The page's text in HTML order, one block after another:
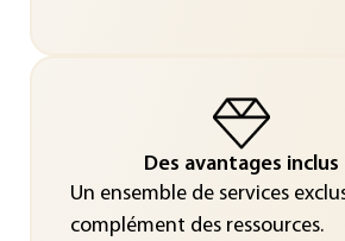
Des avantages inclus
Un ensemble de services
complément des ressources.